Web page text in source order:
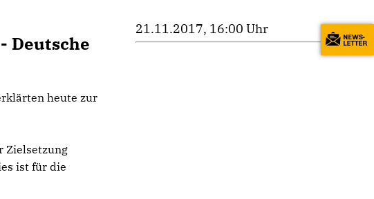
Deutsche
heute zur
Zielsetzung
ist für die
21.11.2017, 16:00 Uhr